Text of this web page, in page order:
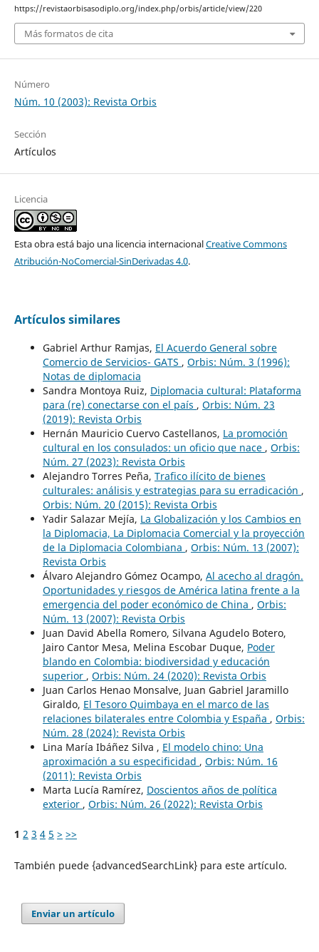
https://revistaorbisasodiplo.org/index.php/orbis/article/view/220
Más formatos de cita
Número
Núm. 10 (2003): Revista Orbis
Sección
Artículos
Licencia
Esta obra está bajo una licencia internacionalCreative Commons
Atribución-NoComercial-SinDerivadas 4.0.
Artículos similares
Gabriel Arthur Ramjas, El Acuerdo General sobre
Comercio de Servicios- GATS , Orbis: Núm. 3 (1996):
Notas de diplomacia
Sandra Montoya Ruiz, Diplomacia cultural: Plataforma
para (re) conectarse con el país , Orbis: Núm. 23
(2019): Revista Orbis
Hernán Mauricio Cuervo Castellanos, La promoción
cultural en los consulados: un oficio que nace , Orbis:
Núm. 27 (2023): Revista Orbis
Alejandro Torres Peña, Trafico ilícito de bienes
culturales: análisis y estrategias para su erradicación ,
Orbis: Núm. 20 (2015): Revista Orbis
Yadir Salazar Mejía, La Globalización y los Cambios en
la Diplomacia, La Diplomacia Comercial y la proyección
de la Diplomacia Colombiana , Orbis: Núm. 13 (2007):
Revista Orbis
Álvaro Alejandro Gómez Ocampo, Al acecho al dragón.
Oportunidades y riesgos de América latina frente a la
emergencia del poder económico de China , Orbis:
Núm. 13 (2007): Revista Orbis
Juan David Abella Romero, Silvana Agudelo Botero,
Jairo Cantor Mesa, Melina Escobar Duque, Poder
blando en Colombia: biodiversidad y educación
superior , Orbis: Núm. 24 (2020): Revista Orbis
Juan Carlos Henao Monsalve, Juan Gabriel Jaramillo
Giraldo, El Tesoro Quimbaya en el marco de las
relaciones bilaterales entre Colombia y España , Orbis:
Núm. 28 (2024): Revista Orbis
Lina María Ibáñez Silva , El modelo chino: Una
aproximación a su especificidad , Orbis: Núm. 16
(2011): Revista Orbis
Marta Lucía Ramírez, Doscientos años de política
exterior , Orbis: Núm. 26 (2022): Revista Orbis
1 2 3 4 5 > >>
También puede {advancedSearchLink} para este artículo.
Enviar un artículo